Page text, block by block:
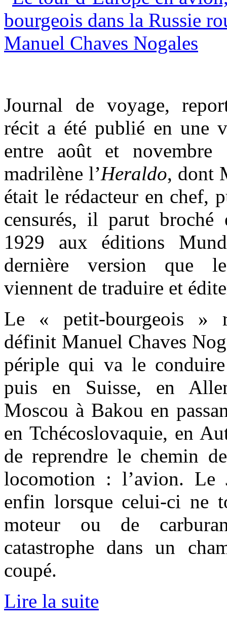
Journal de voyage,
récit a été publié en une
entre août et
madrilène l’Heraldo, dont
était le rédacteur en chef,
censurés, il parut
1929 aux éditions
dernière version que
viennent de traduire et
Le « petit-bourgeois »
définit Manuel Chaves
périple qui va le conduire
puis en Suisse, en
Moscou à Bakou en
en Tchécoslovaquie, en
de reprendre le chemin
locomotion : l’avion. Le
enfin lorsque celui-ci ne
moteur ou de
catastrophe dans un
coupé.
Lire la suite